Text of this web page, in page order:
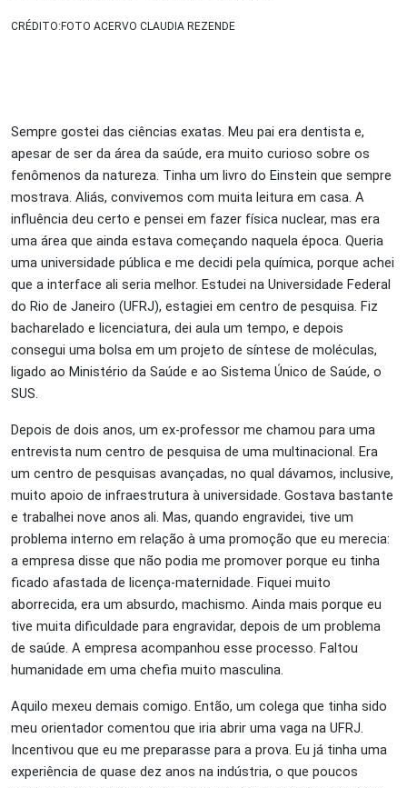
CRÉDITO:FOTO ACERVO CLAUDIA REZENDE
Sempre gostei das ciências exatas. Meu pai era dentista e,
apesar de ser da área da saúde, era muito curioso sobre os
fenômenos da natureza. Tinha um livro do Einstein que sempre
mostrava. Aliás, convivemos com muita leitura em casa. A
influência deu certo e pensei em fazer física nuclear, mas era
uma área que ainda estava começando naquela época. Queria
uma universidade pública e me decidi pela química, porque achei
que a interface ali seria melhor. Estudei na Universidade Federal
do Rio de Janeiro (UFRJ), estagiei em centro de pesquisa. Fiz
bacharelado e licenciatura, dei aula um tempo, e depois
consegui uma bolsa em um projeto de síntese de moléculas,
ligado ao Ministério da Saúde e ao Sistema Único de Saúde, o
SUS.
Depois de dois anos, um ex-professor me chamou para uma
entrevista num centro de pesquisa de uma multinacional. Era
um centro de pesquisas avançadas, no qual dávamos, inclusive,
muito apoio de infraestrutura à universidade. Gostava bastante
e trabalhei nove anos ali. Mas, quando engravidei, tive um
problema interno em relação à uma promoção que eu merecia:
a empresa disse que não podia me promover porque eu tinha
ficado afastada de licença-maternidade. Fiquei muito
aborrecida, era um absurdo, machismo. Ainda mais porque eu
tive muita dificuldade para engravidar, depois de um problema
de saúde. A empresa acompanhou esse processo. Faltou
humanidade em uma chefia muito masculina.
Aquilo mexeu demais comigo. Então, um colega que tinha sido
meu orientador comentou que iria abrir uma vaga na UFRJ.
Incentivou que eu me preparasse para a prova. Eu já tinha uma
experiência de quase dez anos na indústria, o que poucos